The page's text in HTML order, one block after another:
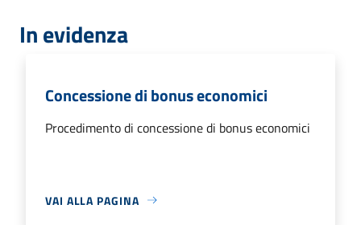
In evidenza
Concessione di bonus economici
Procedimento di concessione di bonus economici
VAI ALLA PAGINA